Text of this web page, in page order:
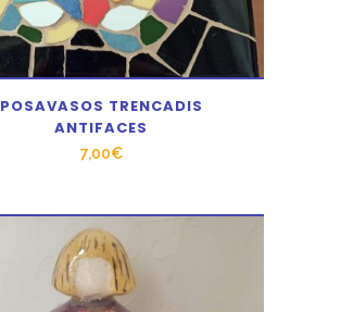
POSAVASOS TRENCADIS
ANTIFACES
7,00€